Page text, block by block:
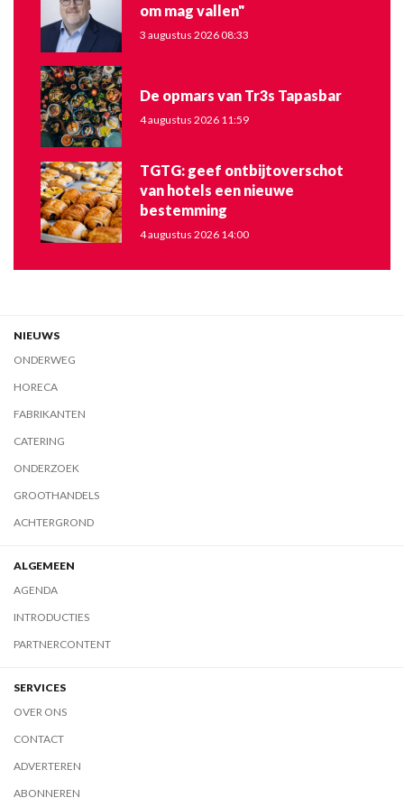
om mag vallen"
3 augustus 2026 08:33
De opmars van Tr3s Tapasbar
4 augustus 2026 11:59
TGTG: geef ontbijtoverschot
van hotels een nieuwe
bestemming
4 augustus 2026 14:00
NIEUWS
ONDERWEG
HORECA
FABRIKANTEN
CATERING
ONDERZOEK
GROOTHANDELS
ACHTERGROND
ALGEMEEN
AGENDA
INTRODUCTIES
PARTNERCONTENT
SERVICES
OVER ONS
CONTACT
ADVERTEREN
ABONNEREN